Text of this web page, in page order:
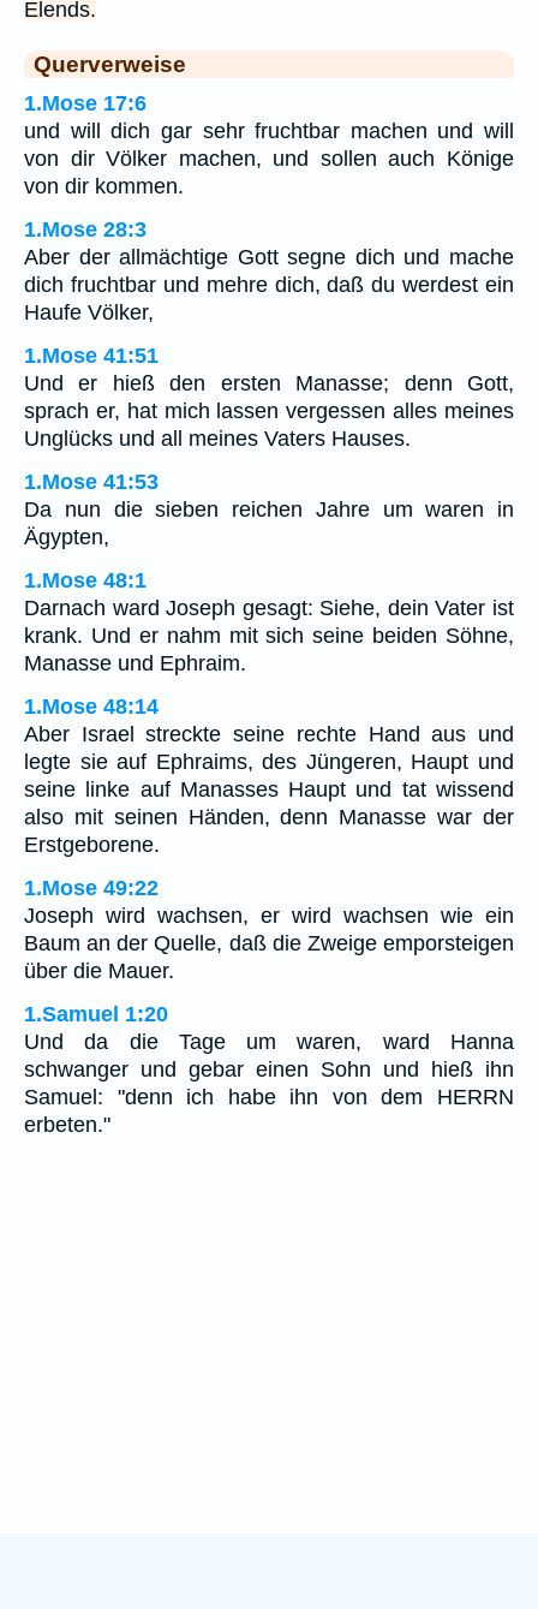
Elends.
Querverweise
1.Mose 17:6
und will dich gar sehr fruchtbar machen und will
von dir Völker machen, und sollen auch Könige
von dir kommen.
1.Mose 28:3
Aber der allmächtige Gott segne dich und mache
dich fruchtbar und mehre dich, daß du werdest ein
Haufe Völker,
1.Mose 41:51
Und er hieß den ersten Manasse; denn Gott,
sprach er, hat mich lassen vergessen alles meines
Unglücks und all meines Vaters Hauses.
1.Mose 41:53
Da nun die sieben reichen Jahre um waren in
Ägypten,
1.Mose 48:1
Darnach ward Joseph gesagt: Siehe, dein Vater ist
krank. Und er nahm mit sich seine beiden Söhne,
Manasse und Ephraim.
1.Mose 48:14
Aber Israel streckte seine rechte Hand aus und
legte sie auf Ephraims, des Jüngeren, Haupt und
seine linke auf Manasses Haupt und tat wissend
also mit seinen Händen, denn Manasse war der
Erstgeborene.
1.Mose 49:22
Joseph wird wachsen, er wird wachsen wie ein
Baum an der Quelle, daß die Zweige emporsteigen
über die Mauer.
1.Samuel 1:20
Und da die Tage um waren, ward Hanna
schwanger und gebar einen Sohn und hieß ihn
Samuel: "denn ich habe ihn von dem HERRN
erbeten."